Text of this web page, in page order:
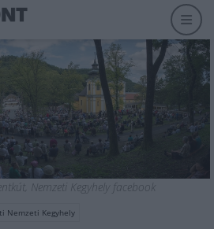
Nemzeti Kegyhely facebook
Nemzeti Kegyhely